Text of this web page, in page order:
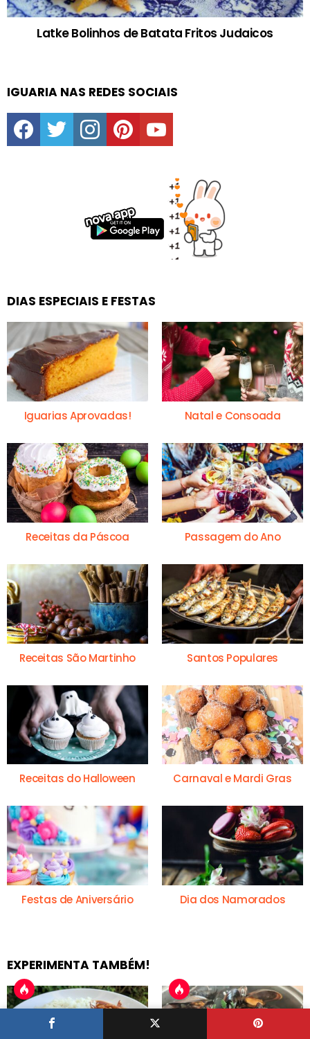
Latke Bolinhos de Batata Fritos Judaicos
IGUARIA NAS REDES SOCIAIS
facebooktwitter instagrampinterestyoutube
DIAS ESPECIAIS E FESTAS
Iguarias Aprovadas! Natal e Consoada
Receitas da Páscoa Passagem do Ano
Receitas São Martinho Santos Populares
Receitas do Halloween Carnaval e Mardi Gras
Festas de Aniversário Dia dos Namorados
EXPERIMENTA TAMBÉM!